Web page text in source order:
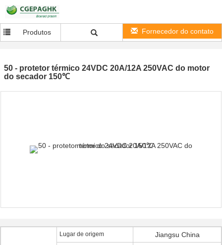
Produtos Fornecedor do contato
50 - protetor térmico 24VDC 20A/12A 250VAC do motor
do secador 150℃
Lugar de origem Jiangsu China